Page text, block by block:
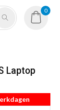
0
Laptop